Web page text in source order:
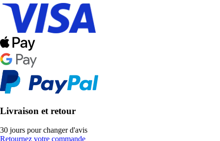
Livraison et retour
30 jours pour changer d'avis
Retournez votre commande